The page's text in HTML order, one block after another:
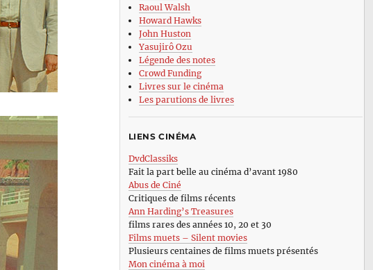
Raoul Walsh
Howard Hawks
John Huston
Yasujirô Ozu
Légende des notes
Crowd Funding
Livres sur le cinéma
Les parutions de livres
LIENS CINÉMA
DvdClassiks
Fait la part belle au cinéma d’avant 1980
Abus de Ciné
Critiques de films récents
Ann Harding’s Treasures
films rares des années 10, 20 et 30
Films muets – Silent movies
Plusieurs centaines de films muets présentés
Mon cinéma à moi